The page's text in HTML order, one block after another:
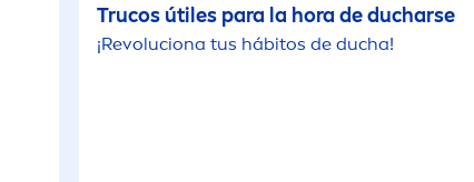
Trucos útiles para la hora de ducharse
¡Revoluciona tus hábitos de ducha!